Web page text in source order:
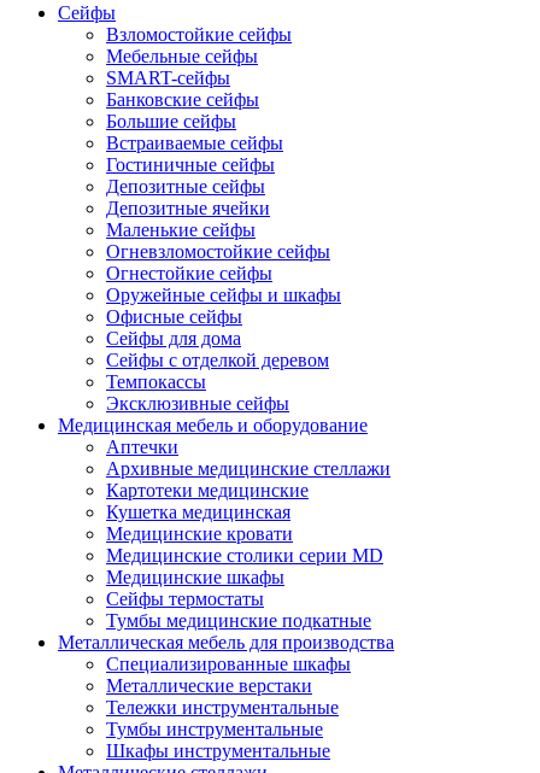
Сейфы
Взломостойкие сейфы
Мебельные сейфы
SMART-сейфы
Банковские сейфы
Большие сейфы
Встраиваемые сейфы
Гостиничные сейфы
Депозитные сейфы
Депозитные ячейки
Маленькие сейфы
Огневзломостойкие сейфы
Огнестойкие сейфы
Оружейные сейфы и шкафы
Офисные сейфы
Сейфы для дома
Сейфы с отделкой деревом
Темпокассы
Эксклюзивные сейфы
Медицинская мебель и оборудование
Аптечки
Архивные медицинские стеллажи
Картотеки медицинские
Кушетка медицинская
Медицинские кровати
Медицинские столики серии MD
Медицинские шкафы
Сейфы термостаты
Тумбы медицинские подкатные
Металлическая мебель для производства
Cпециализированные шкафы
Металлические верстаки
Тележки инструментальные
Тумбы инструментальные
Шкафы инструментальные